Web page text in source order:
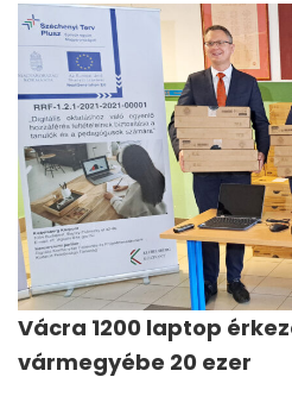
Vácra 1200 laptop
vármegyébe 20 ezer